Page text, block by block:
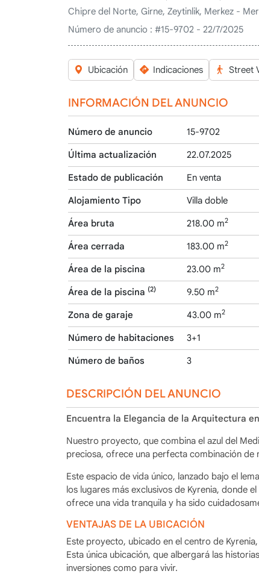
Chipre del Norte, Girne, Zeytinlik, Merkez -
Número de anuncio : #15-9702 - 22/7/2025
Ubicación Indicaciones Street
INFORMACIÓN DEL ANUNCIO
Número de anuncio 15-9702
Última actualización 22.07.2025
Estado de publicación En venta
Alojamiento Tipo Villa doble
Área bruta 218.00 m2
Área cerrada 183.00 m2
Área de la piscina 23.00 m2
Área de la piscina (2) 9.50 m2
Zona de garaje 43.00 m2
Número de habitaciones 3+1
Número de baños 3
DESCRIPCIÓN DEL ANUNCIO
Encuentra la Elegancia de la Arquitectura
Nuestro proyecto, que combina el azul del
preciosa, ofrece una perfecta combinación de
Este espacio de vida único, lanzado bajo el
los lugares más exclusivos de Kyrenia, donde
ofrece una vida tranquila y ha sido
VENTAJAS DE LA UBICACIÓN
Este proyecto, ubicado en el centro de
Esta única ubicación, que albergará las
inversiones como para vivir.